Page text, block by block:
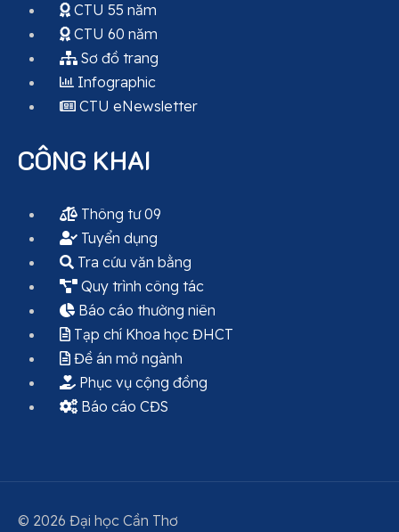
CTU 55 năm
CTU 60 năm
Sơ đồ trang
Infographic
CTU eNewsletter
CÔNG KHAI
Thông tư 09
Tuyển dụng
Tra cứu văn bằng
Quy trình công tác
Báo cáo thường niên
Tạp chí Khoa học ĐHCT
Đề án mở ngành
Phục vụ cộng đồng
Báo cáo CĐS
© 2026 Đại học Cần Thơ